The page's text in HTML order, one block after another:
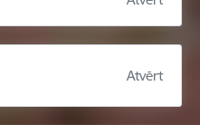
Atvērt